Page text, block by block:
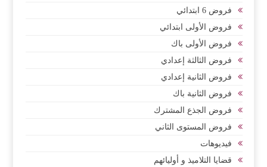
فروض 6 ابتدائي
فروض الأولى ابتدائي
فروض الأولى باك
فروض الثالثة إعدادي
فروض الثانية إعدادي
فروض الثانية باك
فروض الجذع المشترك
فروض المستوى الثاني
فيديوهات
قضايا التلاميذ و أوليائهم